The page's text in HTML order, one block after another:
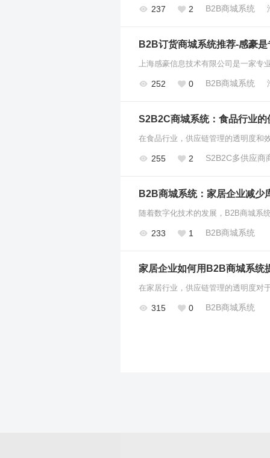
237 2 B2B商城系统
B2B订货商城系统推荐-感豪
252 0 B2B商城系统
S2B2C商城系统：食品行业的
255 2 S2B2C多供应商
B2B商城系统：家居企业减少
随着数字化技术的发展，B2B商城系
233 1 B2B商城系统
家居企业如何用B2B商城系统
315 0 B2B商城系统